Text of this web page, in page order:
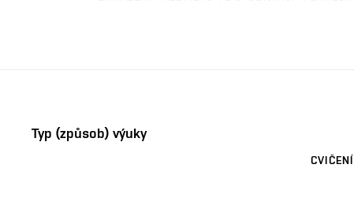
Typ (způsob) výuky
CVIČENÍ